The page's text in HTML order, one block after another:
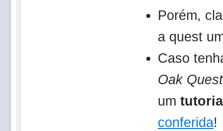
Porém,
a quest
Caso
Oak Quest
um
conferida!